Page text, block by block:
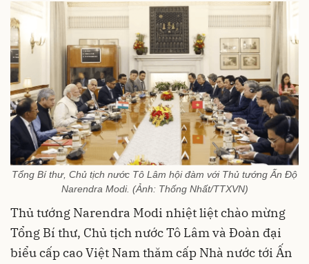
Tổng Bí thư, Chủ tịch nước Tô Lâm hội đàm với Thủ tướng Ấn Độ
Narendra Modi. (Ảnh: Thống Nhất/TTXVN)
Thủ tướng Narendra Modi nhiệt liệt chào mừng
Tổng Bí thư, Chủ tịch nước Tô Lâm và Đoàn đại
biểu cấp cao Việt Nam thăm cấp Nhà nước tới Ấn